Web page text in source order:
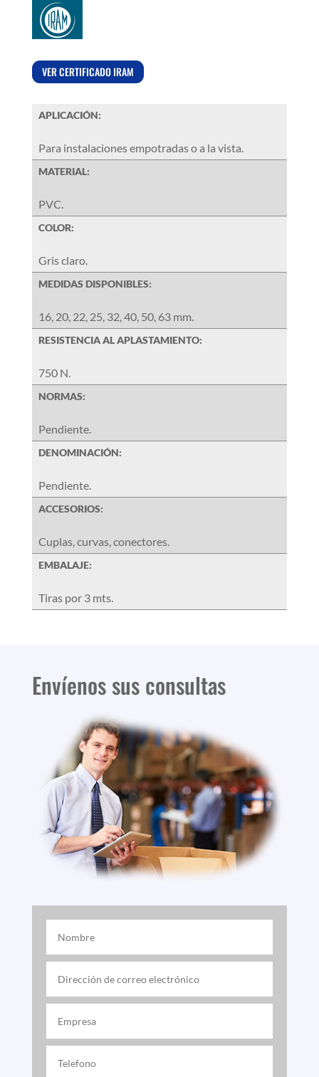
VER CERTIFICADO IRAM
APLICACIÓN:
Para instalaciones empotradas o a la vista.
MATERIAL:
PVC.
COLOR:
Gris claro.
MEDIDAS DISPONIBLES:
16, 20, 22, 25, 32, 40, 50, 63 mm.
RESISTENCIA AL APLASTAMIENTO:
750 N.
NORMAS:
Pendiente.
DENOMINACIÓN:
Pendiente.
ACCESORIOS:
Cuplas, curvas, conectores.
EMBALAJE:
Tiras por 3 mts.
Envíenos sus consultas